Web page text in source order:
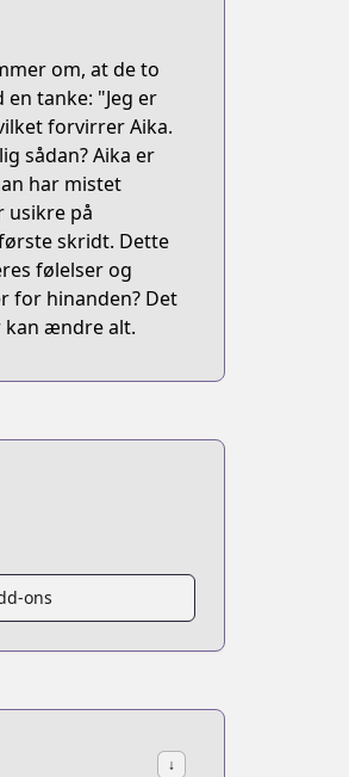
om, at de to
tanke: "Jeg er
forvirrer Aika.
sådan? Aika er
har mistet
usikre på
skridt. Dette
følelser og
for hinanden? Det
kan ændre alt.
ons
↓